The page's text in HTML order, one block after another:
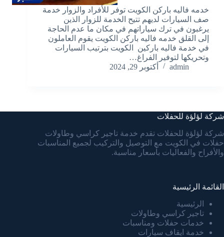
خدمه فاليه باركن الكويت توفر للأفراد والزوار خدمة
صف السيارات لديهم تتيح الخدمة للزوار الذين
يرغبون في ترك سياراتهم في مكان ما عدم الحاجة
إلى القلق خدمه فاليه باركن الكويت يقوم العاملون
في خدمة فاليه باركين الكويت بترتيب السيارات
وتحريكها لتوفير الفراغ…
admin
أكتوبر 29, 2024
شركة لؤلؤة للحفلات
شركة لؤلؤة للحفلات تقدم خدمة تاجير كراسي وطاولات
حفلات في الكويت مع التوصيل والتركيب لجميع المناسبات
والأفراح والفعاليات بأسعار مناسبة.
القائمة الرئيسية
الرئيسية
تاجير كراسي وطاولات
خدمات حفلات ومناسبات
خدمة ايقاف سيارات